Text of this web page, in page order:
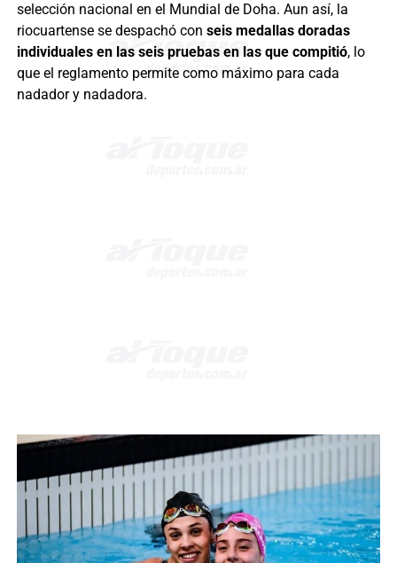
selección nacional en el Mundial de Doha. Aun así, la
riocuartense se despachó con seis medallas doradas
individuales en las seis pruebas en las que compitió, lo
que el reglamento permite como máximo para cada
nadador y nadadora.